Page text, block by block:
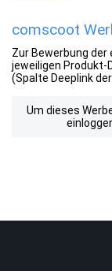
comscoot
Zur Bewerbung
jeweiligen Produkt-
(Spalte Deeplink der
Um dieses